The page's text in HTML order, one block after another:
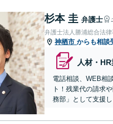
杉本 圭 弁護士
弁護士法人勝浦総合法
神栖市 からも相談
人材・
電話相談、WEB相
ト！残業代の請求
務部」として支援し